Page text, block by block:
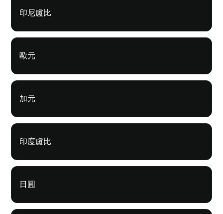
印尼盧比
歐元
加元
印度盧比
日圓